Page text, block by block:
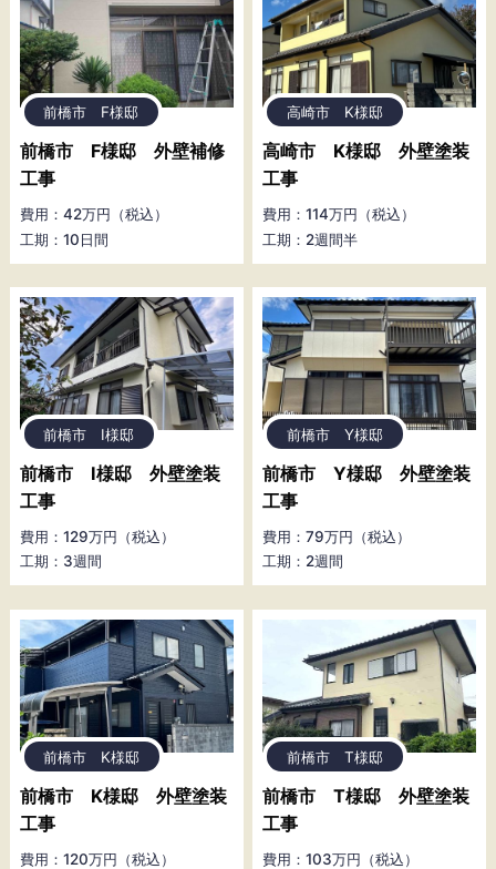
前橋市 F様邸
前橋市 F様邸 外壁補修
工事
費用：42万円（税込）
工期：10日間
高崎市 K様邸
高崎市 K様邸 外壁塗装
工事
費用：114万円（税込）
工期：2週間半
前橋市 I様邸
前橋市 I様邸 外壁塗装
工事
費用：129万円（税込）
工期：3週間
前橋市 Y様邸
前橋市 Y様邸 外壁塗装
工事
費用：79万円（税込）
工期：2週間
前橋市 K様邸
前橋市 K様邸 外壁塗装
工事
費用：120万円（税込）
前橋市 T様邸
前橋市 T様邸 外壁塗装
工事
費用：103万円（税込）